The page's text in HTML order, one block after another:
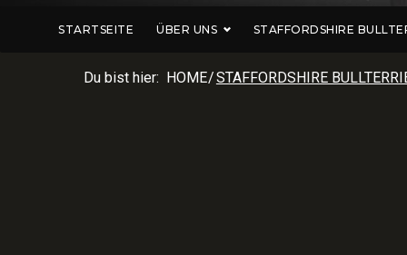
STARTSEITE ÜBER UNS STAFFORDSHIRE
Du bist hier: HOME/STAFFORDSHIRE